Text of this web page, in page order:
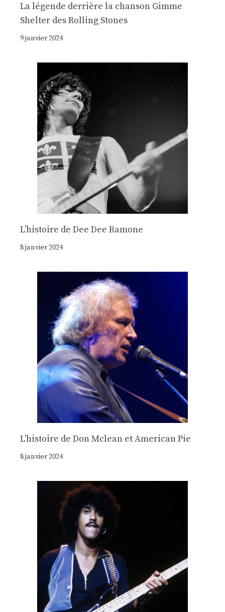
La légende derrière la chanson Gimme
Shelter des Rolling Stones
9 janvier 2024
Lʼhistoire de Dee Dee Ramone
8 janvier 2024
Lʼhistoire de Don Mclean et American Pie
8 janvier 2024